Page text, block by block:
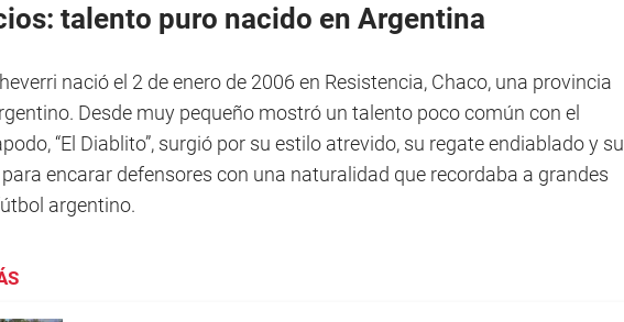
talento puro nacido en Argentina
nació el 2 de enero de 2006 en Resistencia, Chaco, una provincia
Desde muy pequeño mostró un talento poco común con el
“El Diablito”, surgió por su estilo atrevido, su regate endiablado y su
encarar defensores con una naturalidad que recordaba a grandes
argentino.